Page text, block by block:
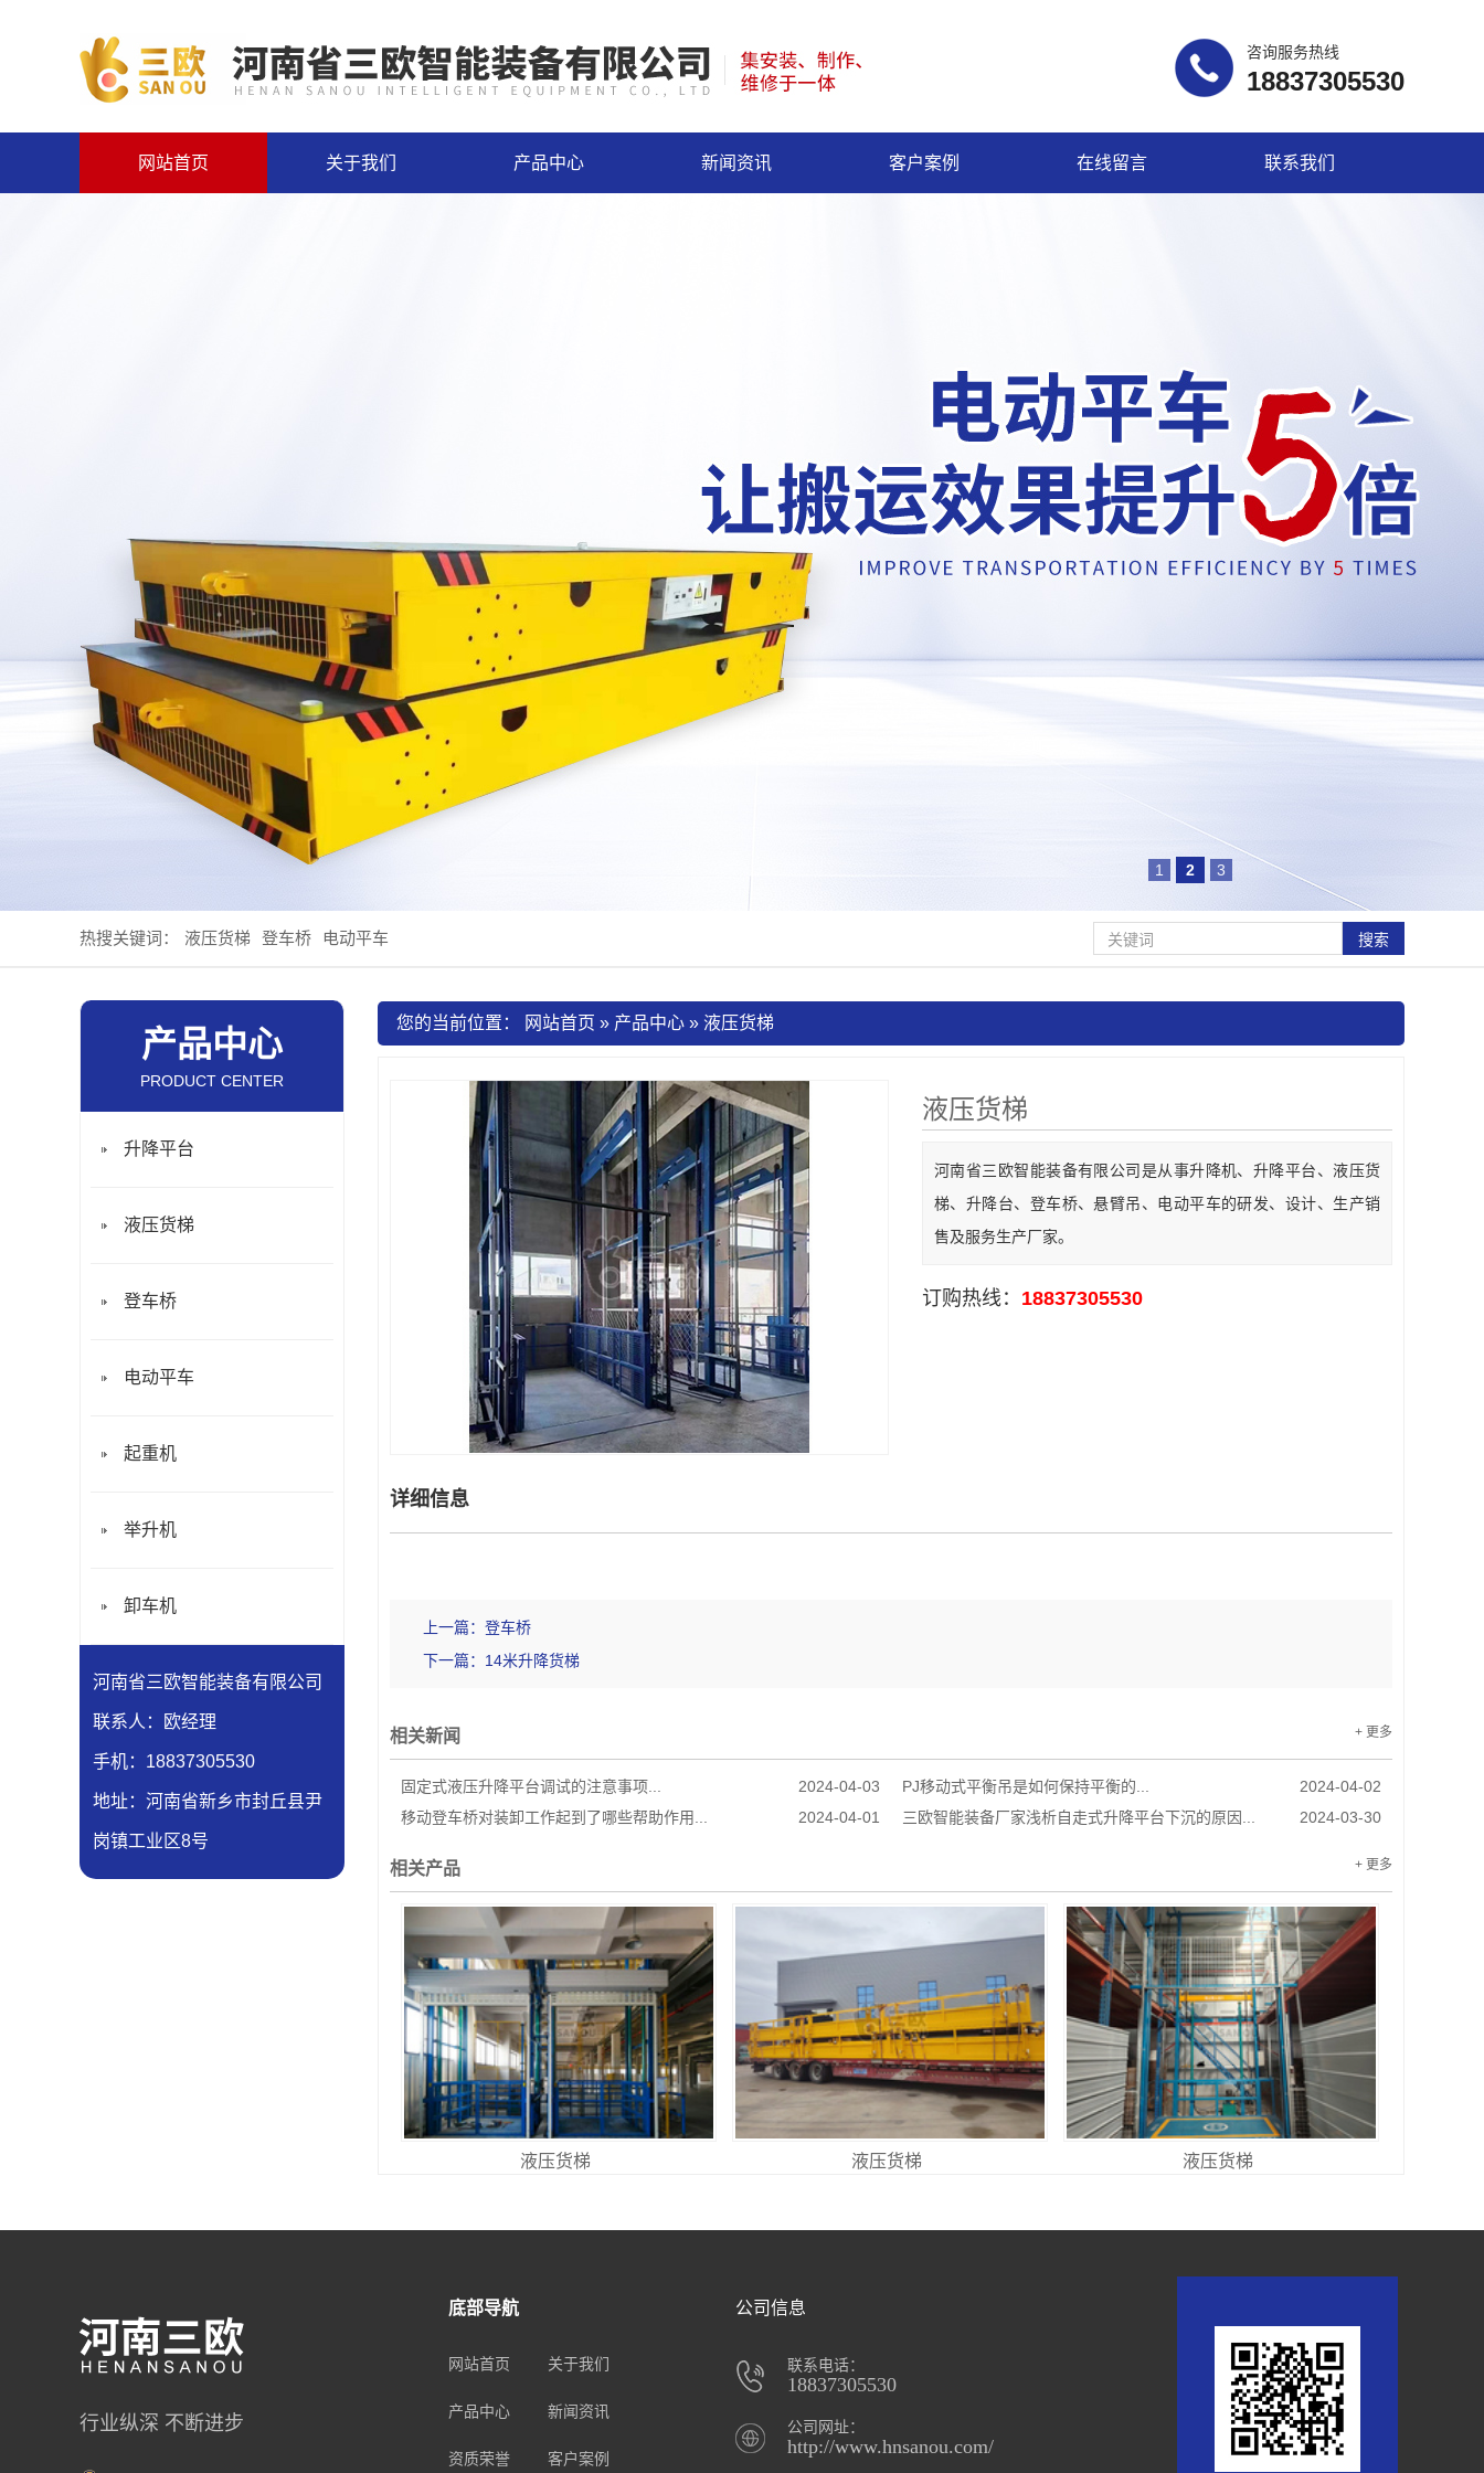
咨询服务热线
18837305530
网站首页 关于我们 产品中心 新闻资讯 客户案例 在线留言 联系我们
1 2 3
热搜关键词： 液压货梯 登车桥 电动平车
您的当前位置： 网站首页 » 产品中心 » 液压货梯
液压货梯
河南省三欧智能装备有限公司是从事升降机、升降平台、液压货
梯、升降台、登车桥、悬臂吊、电动平车的研发、设计、生产销
售及服务生产厂家。
订购热线： 18837305530
详细信息
上一篇： 登车桥
下一篇： 14米升降货梯
相关新闻 + 更多
2024-04-03
固定式液压升降平台调试的注意事项... 2024-04-02
PJ移动式平衡吊是如何保持平衡的...
2024-04-01
移动登车桥对装卸工作起到了哪些帮助作用... 2024-03-30
三欧智能装备厂家浅析自走式升降平台下沉的原因...
相关产品 + 更多
液压货梯 液压货梯 液压货梯
产品中心
PRODUCT CENTER
升降平台
液压货梯
登车桥
电动平车
起重机
举升机
卸车机
河南省三欧智能装备有限公司
联系人：欧经理
手机：18837305530
地址：河南省新乡市封丘县尹
岗镇工业区8号
行业纵深 不断进步
底部导航
网站首页 关于我们
产品中心 新闻资讯
资质荣誉 客户案例
公司信息
联系电话：
18837305530
公司网址：
http://www.hnsanou.com/